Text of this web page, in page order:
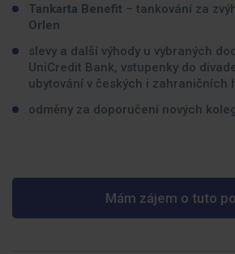
Tankarta Benefit – tankování za
Orlen
slevy a další výhody u vybraných
UniCredit Bank, vstupenky do
ubytování v českých i zahraničních
odměny za doporučení nových
Mám zájem o tuto